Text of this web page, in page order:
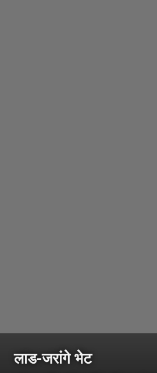
लाड-जरांगे भेट